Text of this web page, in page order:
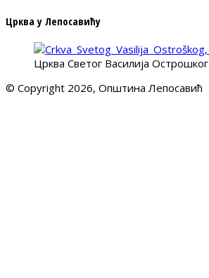
Црква у Лепосавићу
Црква Светог Василија Острошког
© Copyright 2026, Општина Лепосавић